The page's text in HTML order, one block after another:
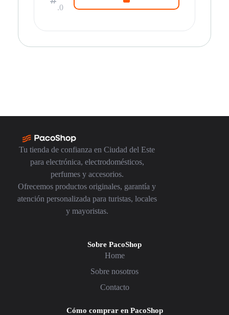
.0
Tu tienda de confianza en Ciudad del Este
para electrónica, electrodomésticos,
perfumes y accesorios.
Ofrecemos productos originales, garantía y
atención personalizada para turistas, locales
y mayoristas.
Sobre PacoShop
Home
Sobre nosotros
Contacto
Cómo comprar en PacoShop